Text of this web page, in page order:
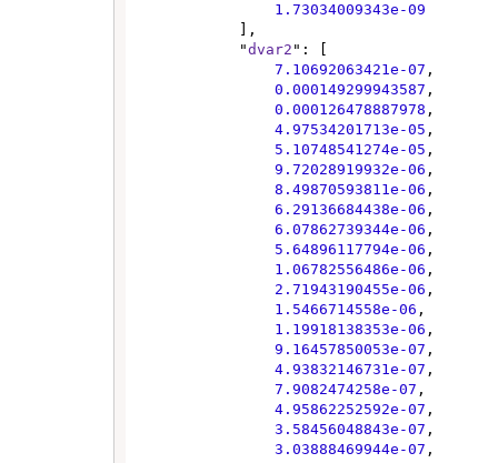
1.73034009343e-09
            "
dvar2 ": [
7.10692063421e-07 ,
0.000149299943587 ,
0.000126478887978 ,
4.97534201713e-05 ,
5.10748541274e-05 ,
9.72028919932e-06 ,
8.49870593811e-06 ,
6.29136684438e-06 ,
6.07862739344e-06 ,
5.64896117794e-06 ,
1.06782556486e-06 ,
2.71943190455e-06 ,
1.5466714558e-06 ,
1.19918138353e-06 ,
9.16457850053e-07 ,
4.93832146731e-07 ,
7.9082474258e-07 ,
4.95862252592e-07 ,
3.58456048843e-07 ,
3.03888469944e-07 ,